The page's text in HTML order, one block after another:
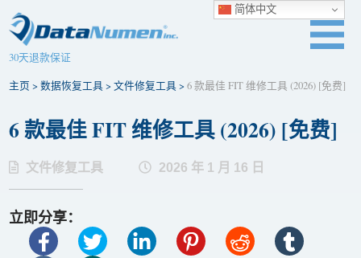
30天退款保证
主页 >数据恢复工具>文件修复工具>6 款最佳 FIT 维修工具 (2026) [免费]
6 款最佳 FIT 维修工具 (2026) [免费]
文件修复工具 2026 年 1 月 16 日
立即分享：
简体中文